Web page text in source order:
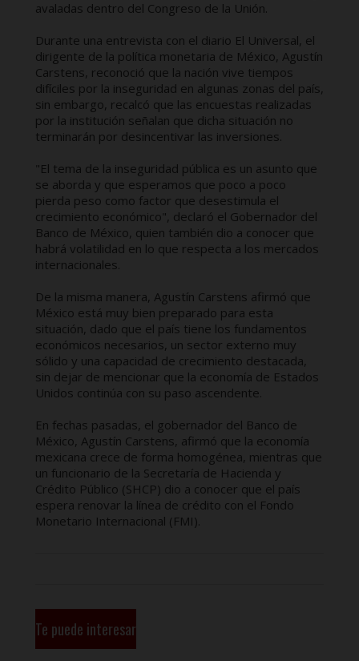
avaladas dentro del Congreso de la Unión.
Durante una entrevista con el diario El Universal, el
dirigente de la política monetaria de México, Agustín
Carstens, reconoció que la nación vive tiempos
difíciles por la inseguridad en algunas zonas del país,
sin embargo, recalcó que las encuestas realizadas
por la institución señalan que dicha situación no
terminarán por desincentivar las inversiones.
"El tema de la inseguridad pública es un asunto que
se aborda y que esperamos que poco a poco
pierda peso como factor que desestimula el
crecimiento económico", declaró el Gobernador del
Banco de México, quien también dio a conocer que
habrá volatilidad en lo que respecta a los mercados
internacionales.
De la misma manera, Agustín Carstens afirmó que
México está muy bien preparado para esta
situación, dado que el país tiene los fundamentos
económicos necesarios, un sector externo muy
sólido y una capacidad de crecimiento destacada,
sin dejar de mencionar que la economía de Estados
Unidos continúa con su paso ascendente.
En fechas pasadas, el gobernador del Banco de
México, Agustín Carstens, afirmó que la economía
mexicana crece de forma homogénea, mientras que
un funcionario de la Secretaría de Hacienda y
Crédito Público (SHCP) dio a conocer que el país
espera renovar la línea de crédito con el Fondo
Monetario Internacional (FMI).
Te puede interesar